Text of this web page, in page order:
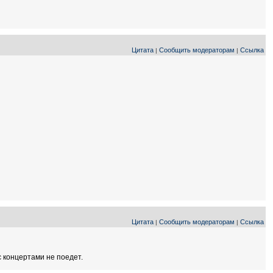
Цитата | Сообщить модераторам | Ссылка
Цитата | Сообщить модераторам | Ссылка
концертами не поедет.